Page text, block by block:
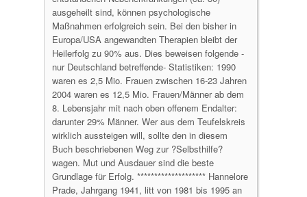
ausgeheilt sind, können psychologische
Maßnahmen erfolgreich sein. Bei den bisher in
Europa/USA angewandten Therapien bleibt der
Heilerfolg zu 90% aus. Dies beweisen folgende -
nur Deutschland betreffende- Statistiken: 1990
waren es 2,5 Mio. Frauen zwischen 16-23 Jahren
2004 waren es 12,5 Mio. Frauen/Männer ab dem
8. Lebensjahr mit nach oben offenem Endalter:
darunter 29% Männer. Wer aus dem Teufelskreis
wirklich aussteigen will, sollte den in diesem
Buch beschriebenen Weg zur ?Selbsthilfe?
wagen. Mut und Ausdauer sind die beste
Grundlage für Erfolg. ******************** Hannelore
Prade, Jahrgang 1941, litt von 1981 bis 1995 an